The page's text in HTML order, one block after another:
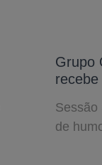
Grupo
Sessão
de